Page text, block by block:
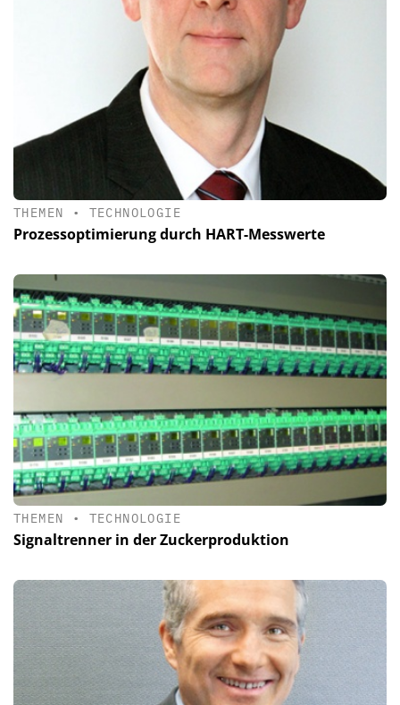
THEMEN • TECHNOLOGIE
Prozessoptimierung durch HART-Messwerte
THEMEN • TECHNOLOGIE
Signaltrenner in der Zuckerproduktion